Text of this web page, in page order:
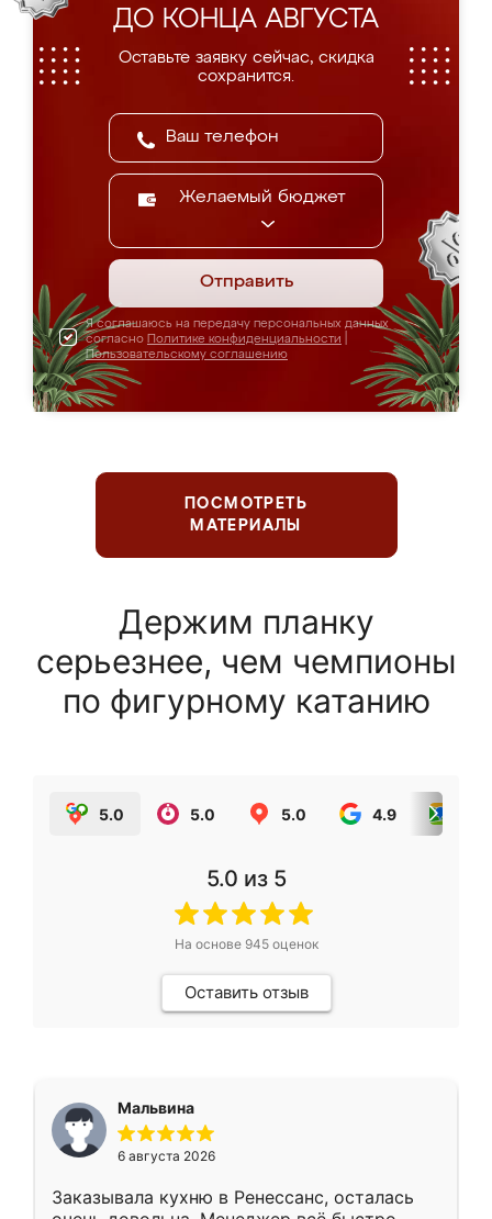
ДО КОНЦА АВГУСТА
Оставьте заявку сейчас, скидка
сохранится.
Желаемый бюджет
Отправить
Я соглашаюсь на передачу персональных данных
согласно Политике конфиденциальности
Пользовательскому соглашению
ПОСМОТРЕТЬ
МАТЕРИАЛЫ
Держим планку
серьезнее, чем чемпионы
по фигурному катанию
5.0 5.0 5.0 4.9
5.0 из 5
На основе 945оценок
Оставить отзыв
Мальвина
6 августа 2026
Заказывала кухню в Ренессанс, осталась